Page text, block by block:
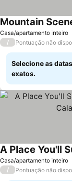
Casa/apartamento inteiro
Ver preços
/ Pontuação não
Selecione as
exatos.
Casa/apartamento inteiro
Ver preços
/ Pontuação não